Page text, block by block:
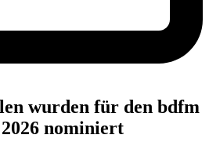
wurden für den bdfm
nominiert